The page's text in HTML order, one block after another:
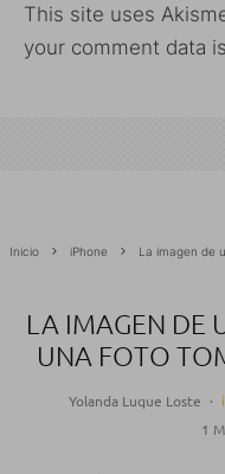
This site uses
your comment data
Inicio iPhone La imagen de
LA IMAGEN DE
UNA FOTO
Yolanda Luque Loste ·
1